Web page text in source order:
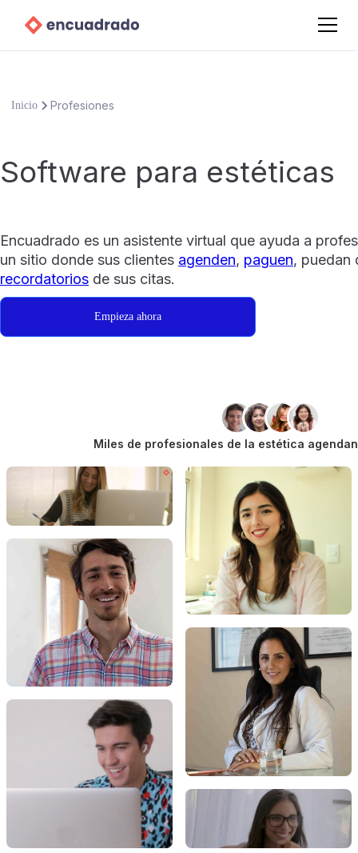
Inicio Profesiones
Software para estéticas
Encuadrado es un asistente virtual que ayuda a
un sitio donde sus clientes agenden, paguen, puedan
recordatorios de sus citas.
Empieza ahora
Miles de profesionales de la estética